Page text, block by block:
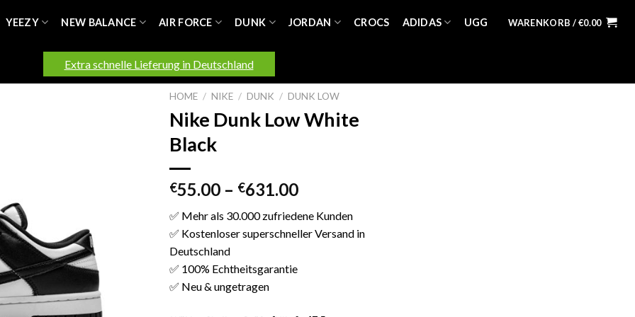
YEEZY NEW BALANCE AIR FORCE DUNK JORDAN CROCS ADIDAS UGG WARENKORB /€0.00
Extra schnelle Lieferung in Deutschland
HOME / NIKE / DUNK / DUNK LOW
Nike Dunk Low White
Black
€55.00 – €631.00
✅ Mehr als 30.000 zufriedene Kunden
✅ Kostenloser superschneller Versand in
Deutschland
✅ 100% Echtheitsgarantie
✅ Neu & ungetragen